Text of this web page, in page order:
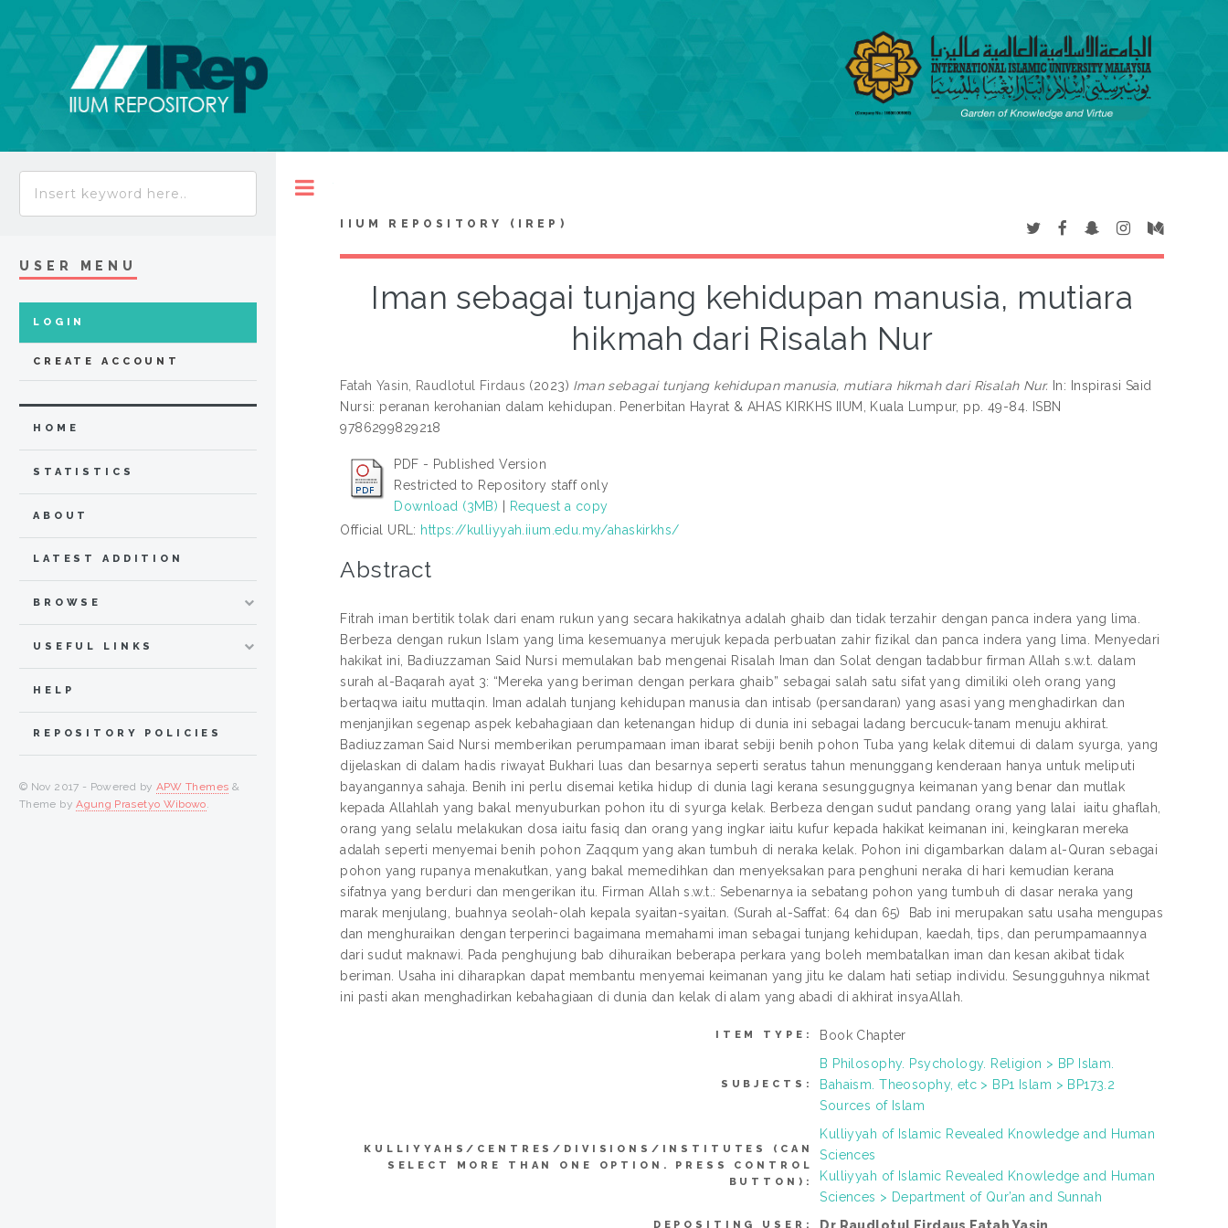
IIUM REPOSITORY (IREP)
Iman sebagai tunjang kehidupan manusia, mutiara
hikmah dari Risalah Nur
Fatah Yasin, Raudlotul Firdaus (2023) Iman sebagai tunjang kehidupan manusia, mutiara hikmah dari Risalah Nur. In: Inspirasi Said
Nursi: peranan kerohanian dalam kehidupan. Penerbitan Hayrat & AHAS KIRKHS IIUM, Kuala Lumpur, pp. 49-84. ISBN
9786299829218
PDF - Published Version
Restricted to Repository staff only
Download (3MB)
Request a copy
Official URL: https://kulliyyah.iium.edu.my/ahaskirkhs/
Abstract
Fitrah iman bertitik tolak dari enam rukun yang secara hakikatnya adalah ghaib dan tidak terzahir dengan panca indera yang lima.
Berbeza dengan rukun Islam yang lima kesemuanya merujuk kepada perbuatan zahir fizikal dan panca indera yang lima. Menyedari
hakikat ini, Badiuzzaman Said Nursi memulakan bab mengenai Risalah Iman dan Solat dengan tadabbur firman Allah s.w.t. dalam
surah al-Baqarah ayat 3: “Mereka yang beriman dengan perkara ghaib” sebagai salah satu sifat yang dimiliki oleh orang yang
bertaqwa iaitu muttaqin. Iman adalah tunjang kehidupan manusia dan intisab (persandaran) yang asasi yang menghadirkan dan
menjanjikan segenap aspek kebahagiaan dan ketenangan hidup di dunia ini sebagai ladang bercucuk-tanam menuju akhirat.
Badiuzzaman Said Nursi memberikan perumpamaan iman ibarat sebiji benih pohon Tuba yang kelak ditemui di dalam syurga, yang
dijelaskan di dalam hadis riwayat Bukhari luas dan besarnya seperti seratus tahun menunggang kenderaan hanya untuk meliputi
bayangannya sahaja. Benih ini perlu disemai ketika hidup di dunia lagi kerana sesunggugnya keimanan yang benar dan mutlak
kepada Allahlah yang bakal menyuburkan pohon itu di syurga kelak. Berbeza dengan sudut pandang orang yang lalai iaitu ghaflah,
orang yang selalu melakukan dosa iaitu fasiq dan orang yang ingkar iaitu kufur kepada hakikat keimanan ini, keingkaran mereka
adalah seperti menyemai benih pohon Zaqqum yang akan tumbuh di neraka kelak. Pohon ini digambarkan dalam al-Quran sebagai
pohon yang rupanya menakutkan, yang bakal memedihkan dan menyeksakan para penghuni neraka di hari kemudian kerana
sifatnya yang berduri dan mengerikan itu. Firman Allah s.w.t.: Sebenarnya ia sebatang pohon yang tumbuh di dasar neraka yang
marak menjulang, buahnya seolah-olah kepala syaitan-syaitan. (Surah al-Saffat: 64 dan 65) Bab ini merupakan satu usaha mengupas
dan menghuraikan dengan terperinci bagaimana memahami iman sebagai tunjang kehidupan, kaedah, tips, dan perumpamaannya
dari sudut maknawi. Pada penghujung bab dihuraikan beberapa perkara yang boleh membatalkan iman dan kesan akibat tidak
beriman. Usaha ini diharapkan dapat membantu menyemai keimanan yang jitu ke dalam hati setiap individu. Sesungguhnya nikmat
ini pasti akan menghadirkan kebahagiaan di dunia dan kelak di alam yang abadi di akhirat insyaAllah.
ITEM TYPE: Book Chapter
SUBJECTS:
B Philosophy. Psychology. Religion > BP Islam.
Bahaism. Theosophy, etc > BP1 Islam > BP173.2
Sources of Islam
KULLIYYAHS/CENTRES/DIVISIONS/INSTITUTES (CAN
SELECT MORE THAN ONE OPTION. PRESS CONTROL
BUTTON):
Kulliyyah of Islamic Revealed Knowledge and Human
Sciences
Kulliyyah of Islamic Revealed Knowledge and Human
Sciences > Department of Qur’an and Sunnah
DEPOSITING USER:
USER MENU
LOGIN
CREATE ACCOUNT
HOME
STATISTICS
ABOUT
LATEST ADDITION
BROWSE
USEFUL LINKS
HELP
REPOSITORY POLICIES
© Nov 2017 - Powered by APW Themes &
Theme byAgung Prasetyo Wibowo.